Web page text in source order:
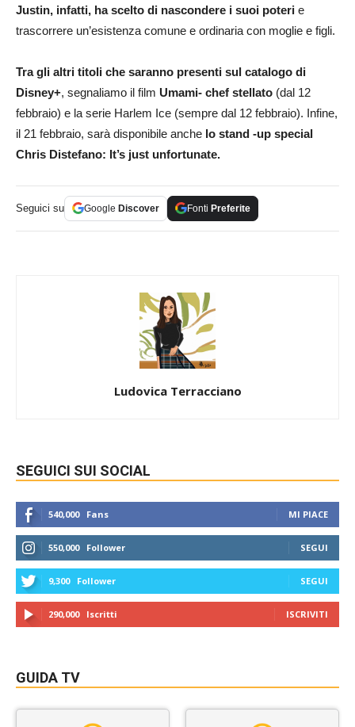
Justin, infatti, ha scelto di nascondere i suoi poteri e
trascorrere un’esistenza comune e ordinaria con moglie e figli.
Tra gli altri titoli che saranno presenti sul catalogo di
Disney+, segnaliamo il film Umami- chef stellato (dal 12
febbraio) e la serie Harlem Ice (sempre dal 12 febbraio). Infine,
il 21 febbraio, sarà disponibile anche lo stand -up special
Chris Distefano: It’s just unfortunate.
Seguici su Google Discover Fonti Preferite
Ludovica Terracciano
SEGUICI SUI SOCIAL
540,000 Fans MI PIACE
550,000 Follower SEGUI
9,300 Follower SEGUI
290,000 Iscritti ISCRIVITI
GUIDA TV